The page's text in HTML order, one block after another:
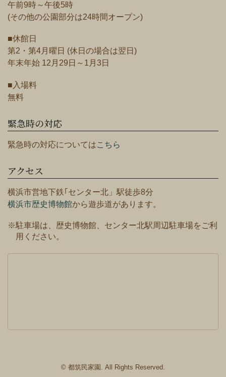
午前9時～午後5時
(その他の公園部分は24時間オープン)
■休館日
第2・第4月曜日 (休日の場合は翌日)
年末年始 12月29日～1月3日
■入場料
無料
緊急時の対応
緊急時の対応についてはこちら
アクセス
横浜市営地下鉄｢センター北」駅徒歩8分
横浜市歴史博物館から遊歩道があります。
※駐車場は、歴史博物館、センター北駅周辺駐車場をご利
用ください。
© 都筑民家園. All Rights Reserved.